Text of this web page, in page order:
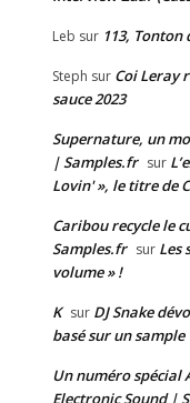
Leb sur 113, Tonton
Steph sur Coi Leray
sauce 2023
Supernature, un
| Samples.fr sur
Lovin' », le titre de
Caribou recycle le
Samples.fr sur Les
volume » !
K sur DJ Snake
basé sur un sample
Un numéro spécial
Electronic Sound |